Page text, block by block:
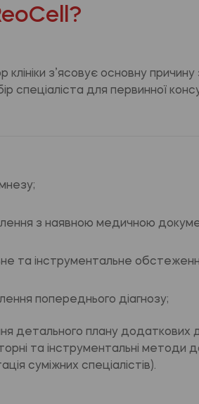
клініки з’ясовує основну
спеціаліста для первинної
з наявною медичною
та інструментальне
попереднього діагнозу;
детального плану додаткових
та інструментальні методи
суміжних спеціалістів).